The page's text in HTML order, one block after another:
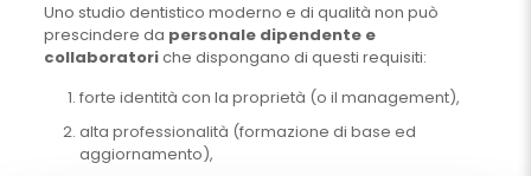
Uno studio dentistico moderno e di qualità non può
prescindere da personale dipendente e
collaboratoriche dispongano di questi requisiti:
forte identità con la proprietà (o il management),
alta professionalità (formazione di base ed
aggiornamento),